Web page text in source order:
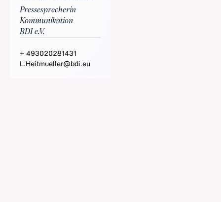
Pressesprecherin
Kommunikation
BDI e.V.
+ 493020281431
L.Heitmueller@bdi.eu